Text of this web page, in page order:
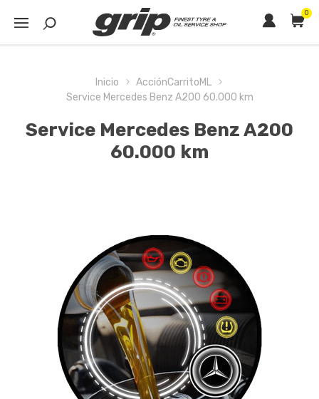
0
Inicio
AcciónCarritoML
Service Mercedes Benz A200 60.000 km
Service Mercedes Benz A200
60.000 km